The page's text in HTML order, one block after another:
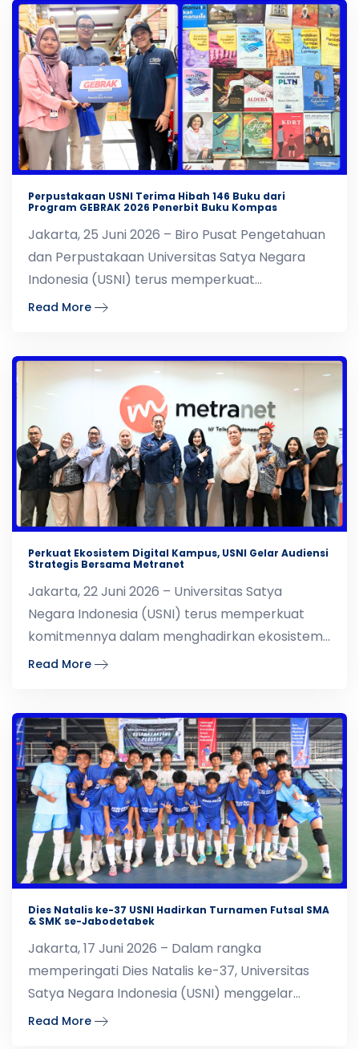
Perpustakaan USNI Terima Hibah 146 Buku dari
Program GEBRAK 2026 Penerbit Buku Kompas
Jakarta, 25 Juni 2026 – Biro Pusat Pengetahuan
dan Perpustakaan Universitas Satya Negara
Indonesia (USNI) terus memperkuat
komitmennya dalam menduk
Read More
Perkuat Ekosistem Digital Kampus, USNI Gelar Audiensi
Strategis Bersama Metranet
Jakarta, 22 Juni 2026 – Universitas Satya
Negara Indonesia (USNI) terus memperkuat
komitmennya dalam menghadirkan ekosistem
pendidikan yang modern
Read More
Dies Natalis ke-37 USNI Hadirkan Turnamen Futsal SMA
& SMK se-Jabodetabek
Jakarta, 17 Juni 2026 – Dalam rangka
memperingati Dies Natalis ke-37, Universitas
Satya Negara Indonesia (USNI) menggelar
Turnamen Futsal SMA/SMK
Read More